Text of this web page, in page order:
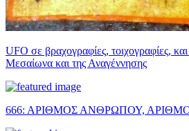
UFO σε βραχογραφίες, τοιχογραφίες,
Μεσαίωνα και της Αναγέννησης
666: ΑΡΙΘΜΟΣ ΑΝΘΡΩΠΟΥ,